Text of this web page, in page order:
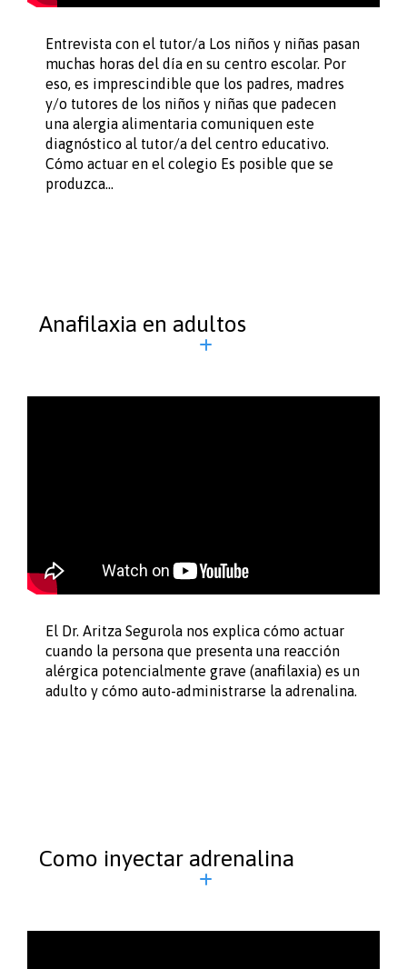
Entrevista con el tutor/a Los niños y niñas pasan
muchas horas del día en su centro escolar. Por
eso, es imprescindible que los padres, madres
y/o tutores de los niños y niñas que padecen
una alergia alimentaria comuniquen este
diagnóstico al tutor/a del centro educativo.
Cómo actuar en el colegio Es posible que se
produzca…
Anafilaxia en adultos
El Dr. Aritza Segurola nos explica cómo actuar
cuando la persona que presenta una reacción
alérgica potencialmente grave (anafilaxia) es un
adulto y cómo auto-administrarse la adrenalina.
Como inyectar adrenalina